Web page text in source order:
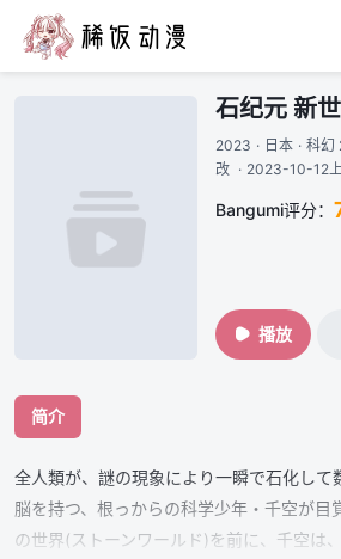
石纪元 新
2023 · 日本 · 科幻
改 · 2023-10-12
Bangumi评分：
播放
简介
全人類が、謎の現象により一瞬で石化し
脳を持つ、根っからの科学少年・千空が目
の世界(ストーンワールド)を前に、千空は